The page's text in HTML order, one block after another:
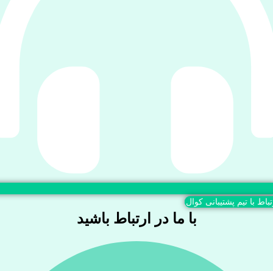
با تیم پشتیبانی کوال
با ما در ارتباط باشید